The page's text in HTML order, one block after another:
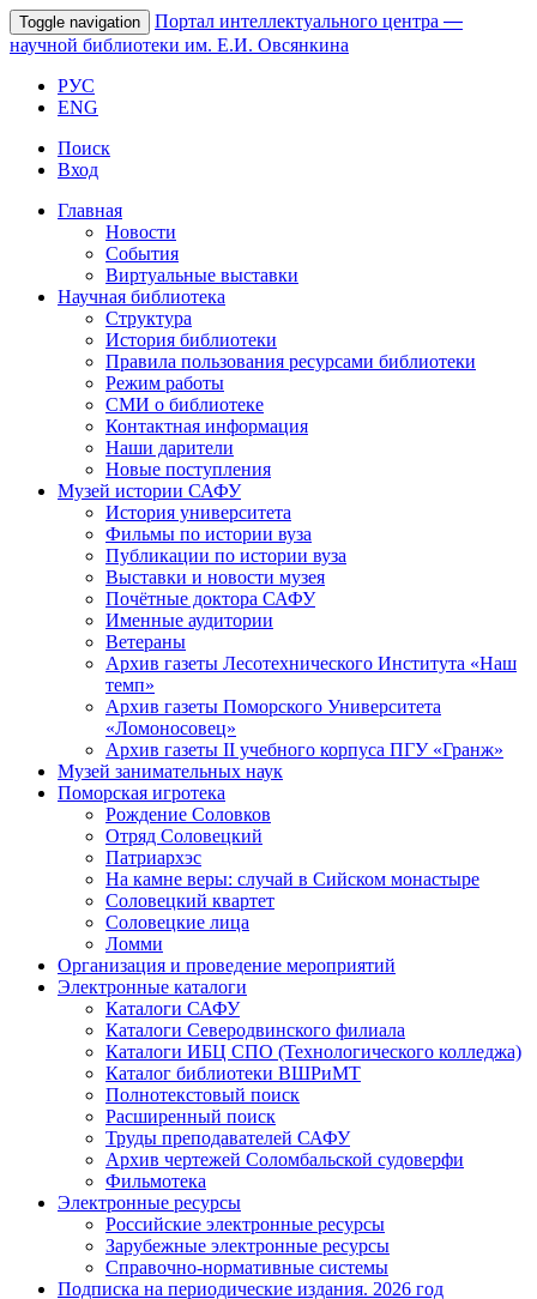
Toggle navigation Портал интеллектуального центра —
научной библиотеки им. Е.И. Овсянкина
РУС
ENG
Поиск
Вход
Главная
Новости
События
Виртуальные выставки
Научная библиотека
Структура
История библиотеки
Правила пользования ресурсами библиотеки
Режим работы
СМИ о библиотеке
Контактная информация
Наши дарители
Новые поступления
Музей истории САФУ
История университета
Фильмы по истории вуза
Публикации по истории вуза
Выставки и новости музея
Почётные доктора САФУ
Именные аудитории
Ветераны
Архив газеты Лесотехнического Института «Наш
темп»
Архив газеты Поморского Университета
«Ломоносовец»
Архив газеты II учебного корпуса ПГУ «Гранж»
Музей занимательных наук
Поморская игротека
Рождение Соловков
Отряд Соловецкий
Патриархэс
На камне веры: случай в Сийском монастыре
Соловецкий квартет
Соловецкие лица
Ломми
Организация и проведение мероприятий
Электронные каталоги
Каталоги САФУ
Каталоги Северодвинского филиала
Каталоги ИБЦ СПО (Технологического колледжа)
Каталог библиотеки ВШРиМТ
Полнотекстовый поиск
Расширенный поиск
Труды преподавателей САФУ
Архив чертежей Соломбальской судоверфи
Фильмотека
Электронные ресурсы
Российские электронные ресурсы
Зарубежные электронные ресурсы
Справочно-нормативные системы
Подписка на периодические издания. 2026 год